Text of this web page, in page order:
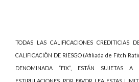
TODAS LAS CALIFICACIONES CREDITICIAS
CALIFICACIÒN DE RIESGO (Afiliada de Fitch
DENOMINADA “FIX”, ESTÁN SUJETAS A